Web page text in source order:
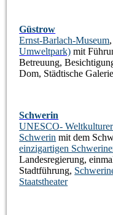
Güstrow
Ernst-Barlach-Museum
Umweltpark) mit
Betreuung,
Dom, Städtische
Schwerin
UNESCO-
Schwerin mit dem
einzigartigen
Landesregierung,
Stadtführung,
Staatstheater